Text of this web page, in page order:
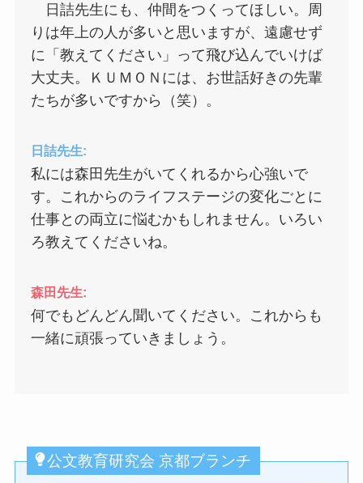
日詰先生にも、仲間をつくってほしい。周
りは年上の人が多いと思いますが、遠慮せず
に「教えてください」って飛び込んでいけば
大丈夫。ＫＵＭＯＮには、お世話好きの先輩
たちが多いですから（笑）。
日詰先生:
私には森田先生がいてくれるから心強いで
す。これからのライフステージの変化ごとに
仕事との両立に悩むかもしれません。いろい
ろ教えてくださいね。
森田先生:
何でもどんどん聞いてください。これからも
一緒に頑張っていきましょう。
公文教育研究会 京都ブランチ